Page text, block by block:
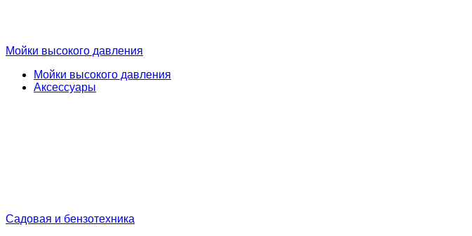
Мойки высокого давления
Мойки высокого давления
Аксессуары
Садовая и бензотехника